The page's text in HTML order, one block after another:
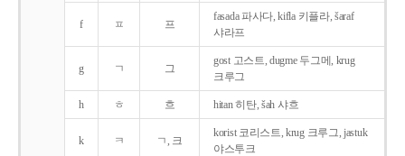
f ㅍ 프
fasada 파사다, kifla 키플라, šaraf
샤라프
g ㄱ 그
gost 고스트, dugme 두그메, krug
크루그
h ㅎ 흐 hitan 히탄, šah 샤흐
k ㅋ ㄱ, 크
korist 코리스트, krug 크루그, jastuk
야스투크